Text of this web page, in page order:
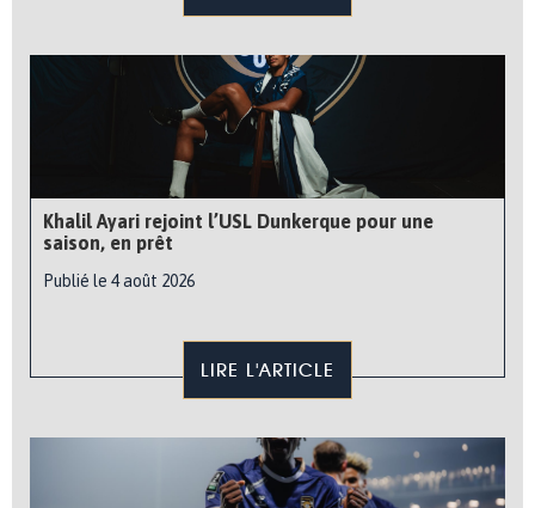
Khalil Ayari rejoint l’USL Dunkerque pour une
saison, en prêt
Publié le 4 août 2026
LIRE L'ARTICLE